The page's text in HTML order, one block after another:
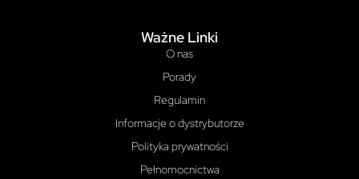
Ważne Linki
O nas
Porady
Regulamin
Informacje o dystrybutorze
Polityka prywatności
Pełnomocnictwa